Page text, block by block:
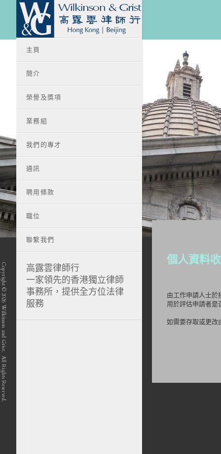
個人資料
由工作申請人士
用於評估申請者是
如需要存取或更改
主頁
簡介
榮譽及獎項
業務組
我們的專才
通訊
聘用條款
職位
聯繫我們
Copyright © 2026 Wilkinson and Grist. All Rights Reserved.
高露雲律師行
一家領先的香港獨立律師
事務所，提供全方位法律
服務